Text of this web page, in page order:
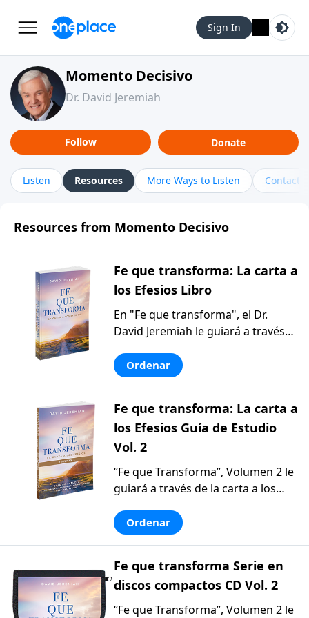
Sign In
Momento Decisivo
Dr. David Jeremiah
Follow Donate
Listen Resources More Ways to Listen Contact
Resources from Momento Decisivo
Fe que transforma: La carta a
los Efesios Libro
En "Fe que transforma", el Dr.
David Jeremiah le guiará a través
Pablo, mostrándole la profundidad
y la belleza de las bendiciones que
bendiciones que tenemos en Cristo
son seguras y están disponibles
para nosotros hoy. Al reflexionar
será motivado a vivir una vida de
obediencia.
Ordenar
Fe que transforma: La carta a
los Efesios Guía de Estudio
Vol. 2
“Fe que Transforma”, Volumen 2 le
guiará a través de la carta a los
Jesús en todos los aspectos de su
vida: desde el matrimonio y la
ámbito laboral. Asimismo,
aprenderá cómo revestirse de la
armadura espiritual que Dios le
Ordenar
Fe que transforma Serie en
discos compactos CD Vol. 2
“Fe que Transforma”, Volumen 2 le